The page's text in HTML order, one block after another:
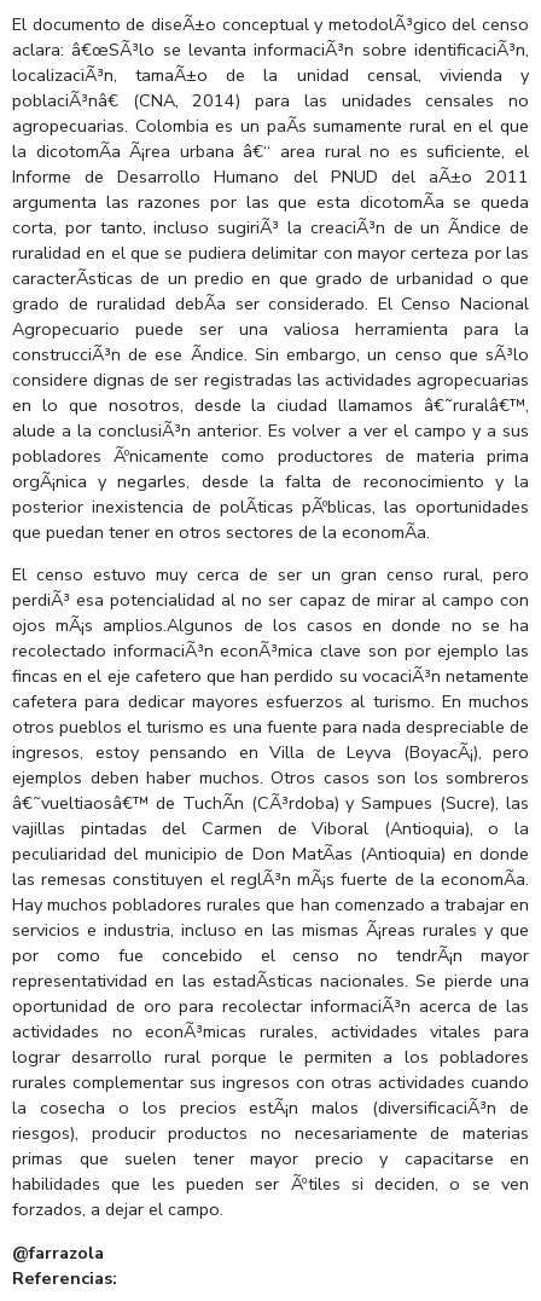
El documento de diseÃ±o conceptual y metodolÃ³gico del censo
aclara: â€œSÃ³lo se levanta informaciÃ³n sobre identificaciÃ³n,
localizaciÃ³n, tamaÃ±o de la unidad censal, vivienda y
poblaciÃ³nâ€ (CNA, 2014) para las unidades censales no
agropecuarias. Colombia es un paÃ­s sumamente rural en el que
la dicotomÃ­a Ã¡rea urbana â€“ area rural no es suficiente, el
Informe de Desarrollo Humano del PNUD del aÃ±o 2011
argumenta las razones por las que esta dicotomÃ­a se queda
corta, por tanto, incluso sugiriÃ³ la creaciÃ³n de un Ã­ndice de
ruralidad en el que se pudiera delimitar con mayor certeza por las
caracterÃ­sticas de un predio en que grado de urbanidad o que
grado de ruralidad debÃ­a ser considerado. El Censo Nacional
Agropecuario puede ser una valiosa herramienta para la
construcciÃ³n de ese Ã­ndice. Sin embargo, un censo que sÃ³lo
considere dignas de ser registradas las actividades agropecuarias
en lo que nosotros, desde la ciudad llamamos â€˜ruralâ€™,
alude a la conclusiÃ³n anterior. Es volver a ver el campo y a sus
pobladores Ãºnicamente como productores de materia prima
orgÃ¡nica y negarles, desde la falta de reconocimiento y la
posterior inexistencia de polÃ­ticas pÃºblicas, las oportunidades
que puedan tener en otros sectores de la economÃ­a.
El censo estuvo muy cerca de ser un gran censo rural, pero
perdiÃ³ esa potencialidad al no ser capaz de mirar al campo con
ojos mÃ¡s amplios.Algunos de los casos en donde no se ha
recolectado informaciÃ³n econÃ³mica clave son por ejemplo las
fincas en el eje cafetero que han perdido su vocaciÃ³n netamente
cafetera para dedicar mayores esfuerzos al turismo. En muchos
otros pueblos el turismo es una fuente para nada despreciable de
ingresos, estoy pensando en Villa de Leyva (BoyacÃ¡), pero
ejemplos deben haber muchos. Otros casos son los sombreros
â€˜vueltiaosâ€™ de TuchÃ­n (CÃ³rdoba) y Sampues (Sucre), las
vajillas pintadas del Carmen de Viboral (Antioquia), o la
peculiaridad del municipio de Don MatÃ­as (Antioquia) en donde
las remesas constituyen el reglÃ³n mÃ¡s fuerte de la economÃ­a.
Hay muchos pobladores rurales que han comenzado a trabajar en
servicios e industria, incluso en las mismas Ã¡reas rurales y que
por como fue concebido el censo no tendrÃ¡n mayor
representatividad en las estadÃ­sticas nacionales. Se pierde una
oportunidad de oro para recolectar informaciÃ³n acerca de las
actividades no econÃ³micas rurales, actividades vitales para
lograr desarrollo rural porque le permiten a los pobladores
rurales complementar sus ingresos con otras actividades cuando
la cosecha o los precios estÃ¡n malos (diversificaciÃ³n de
riesgos), producir productos no necesariamente de materias
primas que suelen tener mayor precio y capacitarse en
habilidades que les pueden ser Ãºtiles si deciden, o se ven
forzados, a dejar el campo.
@farrazola
Referencias: